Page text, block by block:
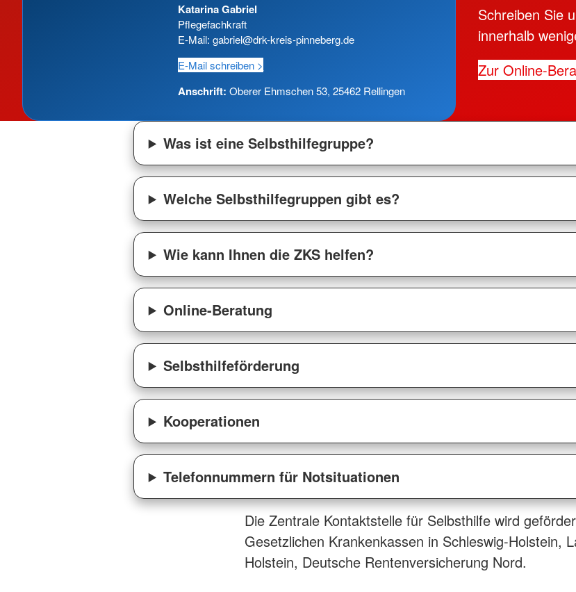
Katarina Gabriel
Pflegefachkraft
E-Mail: gabriel@drk-kreis-pinneberg.de
E-Mail schreiben >
Anschrift:Oberer Ehmschen 53, 25462 Rellingen
Schreiben Sie
innerhalb
Zur Online-
Was ist eine Selbsthilfegruppe?
Welche Selbsthilfegruppen gibt es?
Wie kann Ihnen die ZKS helfen?
Online-Beratung
Selbsthilfeförderung
Kooperationen
Telefonnummern für Notsituationen
Die Zentrale Kontaktstelle für Selbsthilfe wird
Gesetzlichen Krankenkassen in Schleswig-Holstein,
Holstein, Deutsche Rentenversicherung Nord.